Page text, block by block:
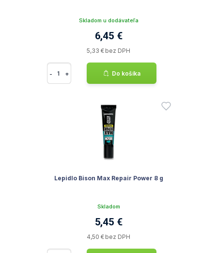
Skladom u dodávateľa
6,45 €
5,33 € bez DPH
- + Do košíka
Lepidlo Bison Max Repair Power 8 g
Skladom
5,45 €
4,50 € bez DPH